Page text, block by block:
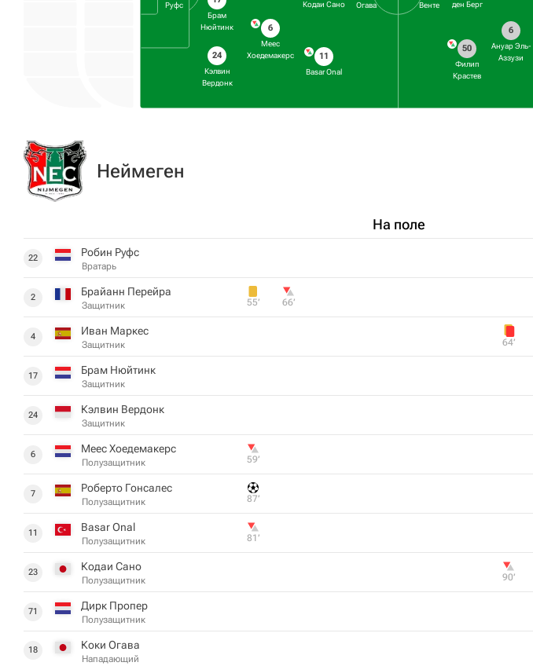
Руфс
Брам
Нюйтинк
24
Кэлвин
Вердонк
6
Меес
Хоедемакерс
Кодаи Сано
11
Basar Onal
Огава
6
Ануар Эль-
Аззузи
ден Берг
50
Филип
Крастев
Венте
Неймеген
На поле
22 Робин Руфс
Вратарь
2 Брайанн Перейра
Защитник 55‎’‎ 66‎’‎
4 Иван Маркес
Защитник
17 Брам Нюйтинк
Защитник
24 Кэлвин Вердонк
Защитник
6 Меес Хоедемакерс
Полузащитник 59‎’‎
7 Роберто Гонсалес
Полузащитник 87‎’‎
11 Basar Onal
Полузащитник 81‎’‎
23 Кодаи Сано
Полузащитник
71 Дирк Пропер
Полузащитник
18 Коки Огава
Нападающий
64‎’‎
90‎’‎